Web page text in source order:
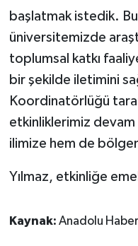
başlatmak istedik.
üniversitemizde
toplumsal katkı
bir şekilde iletimini
Koordinatörlüğü
etkinliklerimiz
ilimize hem de
Yılmaz, etkinliğe
Kaynak: Anadolu Haber